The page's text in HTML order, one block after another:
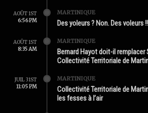
AOÛT 1ST
6:56 PM
MARTINIQUE
Des yoleurs ? Non. Des voleurs
AOÛT 1ST
8:35 AM
MARTINIQUE
Bernard Hayot doit-il remplacer
Collectivité Territoriale de
JUIL 31ST
11:05 PM
MARTINIQUE
Collectivité Territoriale de
les fesses à l’air